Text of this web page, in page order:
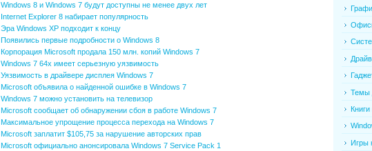
Windows 8 и Windows 7 будут доступны не менее двух лет
Internet Explorer 8 набирает популярность
Эра Windows XP подходит к концу
Появились первые подробности о Windows 8
Корпорация Microsoft продала 150 млн. копий Windows 7
Windows 7 64x имеет серьезную уязвимость
Уязвимость в драйвере дисплея Windows 7
Microsoft объявила о найденной ошибке в Windows 7
Windows 7 можно установить на телевизор
Microsoft сообщает об обнаружении сбоя в работе Windows 7
Максимальное упрощение процесса перехода на Windows 7
Microsoft заплатит $105,75 за нарушение авторских прав
Microsoft официально анонсировала Windows 7 Service Pack 1
Темы
Игры